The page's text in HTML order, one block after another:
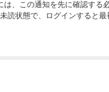
は、この通知を先に確認する
読状態で、ログインすると最